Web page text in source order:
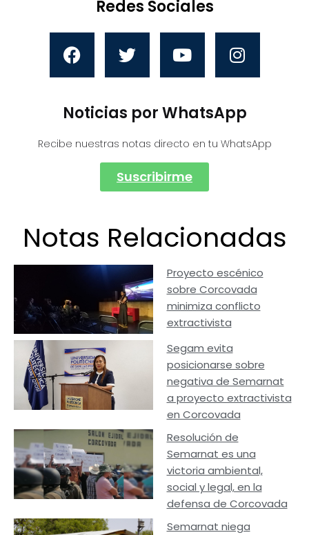
Redes Sociales
Noticias por WhatsApp
Recibe nuestras notas directo en tu WhatsApp
Suscribirme
Notas Relacionadas
Proyecto escénico
sobre Corcovada
minimiza conflicto
extractivista
Segam evita
posicionarse sobre
negativa de Semarnat
a proyecto extractivista
en Corcovada
Resolución de
Semarnat es una
victoria ambiental,
social y legal, en la
defensa de Corcovada
Semarnat niega